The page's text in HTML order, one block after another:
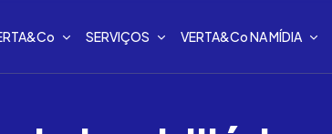
SERVIÇOS VERTA&Co NA MÍDIA